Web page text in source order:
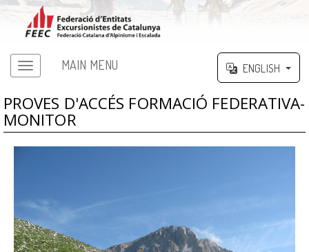
MAIN MENU ENGLISH
PROVES D'ACCÉS FORMACIÓ FEDERATIVA-
MONITOR